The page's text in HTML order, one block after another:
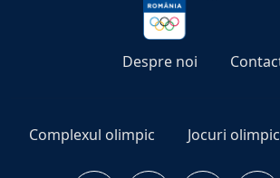
Despre noi
Complexul olimpic Jocuri